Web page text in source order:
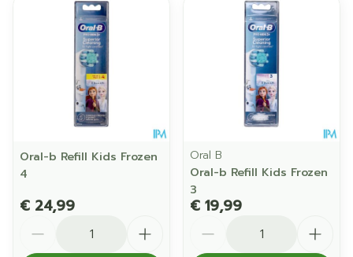
Oral-b Refill Kids Frozen
4
€ 24,99
Oral B
Oral-b Refill Kids Frozen
3
€ 19,99